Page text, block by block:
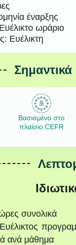
έναρξης
Ευέλικτο ωράριο
Ευέλικτη
Βασισμένο στο
πλαίσιο CEFR
συνολικά
Ευέλικτος
ανά μάθημα